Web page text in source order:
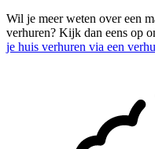
Wil je meer weten over een
verhuren? Kijk dan eens op
je huis verhuren via een